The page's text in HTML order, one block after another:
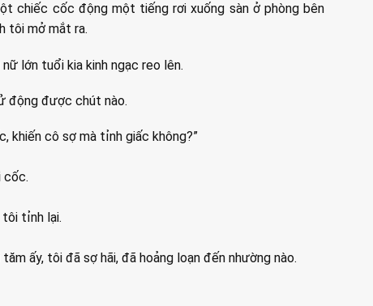
chiếc cốc động một tiếng rơi xuống sàn ở phòng bên
tôi mở mắt ra.
lớn tuổi kia kinh ngạc reo lên.
động được chút nào.
khiến cô sợ mà tỉnh giấc không?”
cốc.
tỉnh lại.
ấy, tôi đã sợ hãi, đã hoảng loạn đến nhường nào.